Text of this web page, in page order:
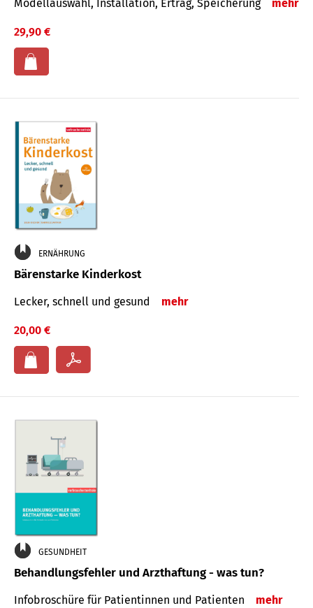
Modellauswahl, Installation, Ertrag, Speicherung mehr
29,90 €
ERNÄHRUNG
Bärenstarke Kinderkost
Lecker, schnell und gesund mehr
20,00 €
GESUNDHEIT
Behandlungsfehler und Arzthaftung - was tun?
Infobroschüre für Patientinnen und Patienten mehr